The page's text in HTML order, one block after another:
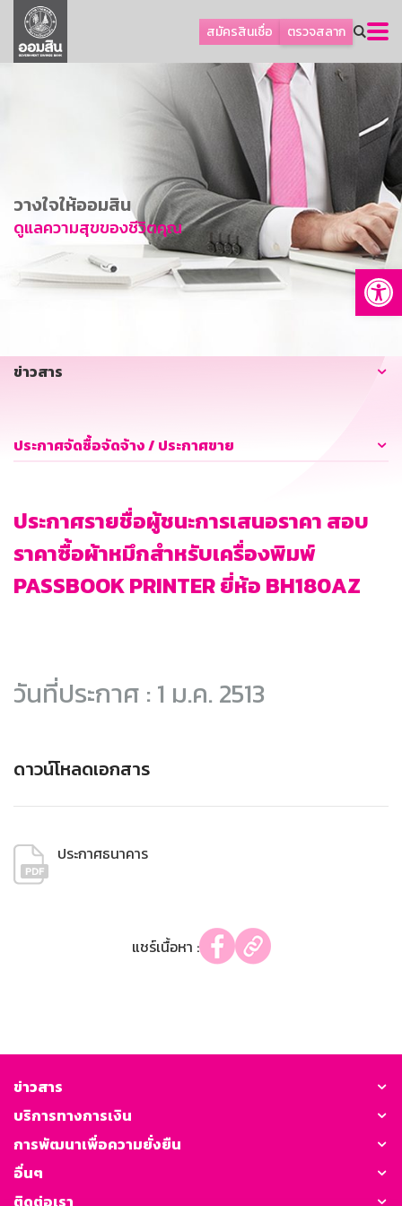
สมัครสินเชื่อ ตรวจสลาก
ลูกค้าธุรกิจ
ลูกค้าผู้ประกอบรายย่อย
การพัฒนาที่ยั่งยืน
ข่าวสาร
บริการทางการเงิน
อื่นๆ
วางใจให้ออมสิน
ดูแลความสุขของชีวิตคุณ
ข่าวสาร
ประกาศจัดซื้อจัดจ้าง / ประกาศขาย
ประกาศรายชื่อผู้ชนะการเสนอราคา สอบ
ราคาซื้อผ้าหมึกสำหรับเครื่องพิมพ์
PASSBOOK PRINTER ยี่ห้อ BH180AZ
วันที่ประกาศ : 1 ม.ค. 2513
ดาวน์โหลดเอกสาร
ประกาศธนาคาร
แชร์เนื้อหา :
ข่าวสาร
บริการทางการเงิน
การพัฒนาเพื่อความยั่งยืน
อื่นๆ